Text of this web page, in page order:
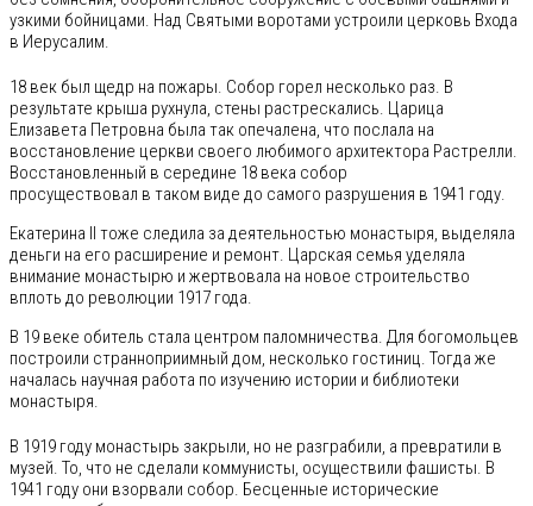
узкими бойницами. Над Святыми воротами устроили церковь Входа
в Иерусалим.
18 век был щедр на пожары. Собор горел несколько раз. В
результате крыша рухнула, стены растрескались. Царица
Елизавета Петровна была так опечалена, что послала на
восстановление церкви своего любимого архитектора Растрелли.
Восстановленный в середине 18 века собор
просуществовал в таком виде до самого разрушения в 1941 году.
Екатерина II тоже следила за деятельностью монастыря, выделяла
деньги на его расширение и ремонт. Царская семья уделяла
внимание монастырю и жертвовала на новое строительство
вплоть до революции 1917 года.
В 19 веке обитель стала центром паломничества. Для богомольцев
построили странноприимный дом, несколько гостиниц. Тогда же
началась научная работа по изучению истории и библиотеки
монастыря.
В 1919 году монастырь закрыли, но не разграбили, а превратили в
музей. То, что не сделали коммунисты, осуществили фашисты. В
1941 году они взорвали собор. Бесценные исторические